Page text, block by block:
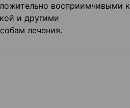
восприимчивыми к
и другими
лечения.